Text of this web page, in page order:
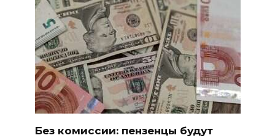
Без комиссии: пензенцы будут